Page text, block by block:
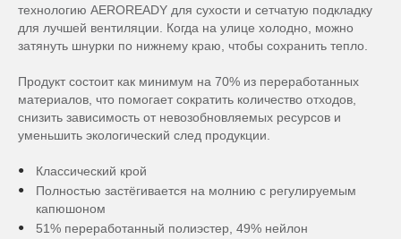
технологию AEROREADY для сухости и сетчатую подкладку
для лучшей вентиляции. Когда на улице холодно, можно
затянуть шнурки по нижнему краю, чтобы сохранить тепло.
Продукт состоит как минимум на 70% из переработанных
материалов, что помогает сократить количество отходов,
снизить зависимость от невозобновляемых ресурсов и
уменьшить экологический след продукции.
Классический крой
Полностью застёгивается на молнию с регулируемым
капюшоном
51% переработанный полиэстер, 49% нейлон